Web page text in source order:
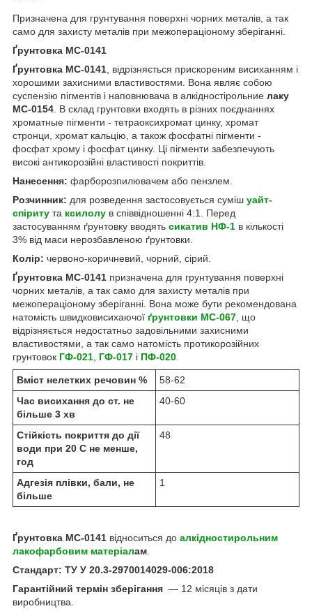
Призначена для грунтування поверхні чорних металів, а так
само для захисту металів при межопераціоному зберіганні.
Ґрунтовка МС-0141
Ґрунтовка МС-0141 , відрізняється прискореним висиханням і
хорошими захисними властивостями. Вона являє собою
суспензію пігментів і наповнювача в алкідностірольние лаку
МС-0154 . В склад грунтовки входять в різних поєднаннях
хроматные пігменти - тетраоксихромат цинку, хромат
стронци, хромат кальцію, а також фосфатні пігменти -
фосфат хрому і фосфат цинку. Ці пігменти забезпечують
високі антикорозійні властивості покриттів.
Нанесення: фарборозпилювачем або пензлем.
Розчинник: для розведення застосовується суміш уайт-
спіриту та ксилолу в співвідношенні 4:1. Перед
застосуванням ґрунтовку вводять сикатив НФ-1 в кількості
3% від маси нерозбавленою ґрунтовки.
Колір: червоно-коричневий, чорний, сірий.
Ґрунтовка МС-0141 призначена для грунтування поверхні
чорних металів, а так само для захисту металів при
межопераціоному зберіганні. Вона може бути рекомендована
натомість швидковисихаючої ґрунтовки МС-067 , що
відрізняється недостатньо задовільними захисними
властивостями, а так само натомість протикорозійних
грунтовок ГФ-021 ГФ-017 і ПФ-020
Вміст нелетких речовин %
58-62
Час висихання до ст. не
більше 3 хв
40-60
Стійкість покриття до дії
води при 20 С не менше,
год
48
Адгезія плівки, бали, не
більше
1
Ґрунтовка МС-0141 відноситься до алкідностирольним
лакофарбовим матеріалам
Стандарт: ТУ У 20.3-2970014029-006:2018
Гарантійний термін зберігання — 12 місяців з дати
виробництва.